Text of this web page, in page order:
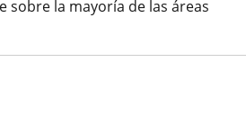
sobre la mayoría de las áreas